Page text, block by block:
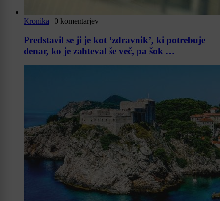
Kronika | 0 komentarjev
Predstavil se ji je kot ‘zdravnik’, ki potrebuje
denar, ko je zahteval še več, pa šok …